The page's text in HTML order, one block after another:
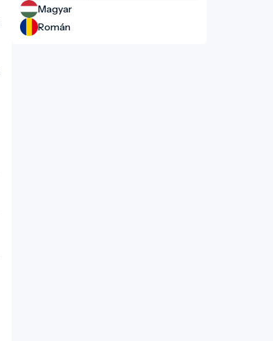
Magyar
Román